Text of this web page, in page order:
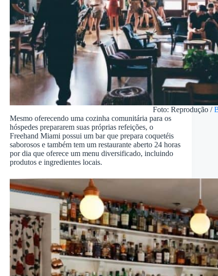
Foto: Reprodução /
Mesmo oferecendo uma cozinha comunitária para os
hóspedes prepararem suas próprias refeições, o
Freehand Miami possui um bar que prepara coquetéis
saborosos e também tem um restaurante aberto 24 horas
por dia que oferece um menu diversificado, incluindo
produtos e ingredientes locais.